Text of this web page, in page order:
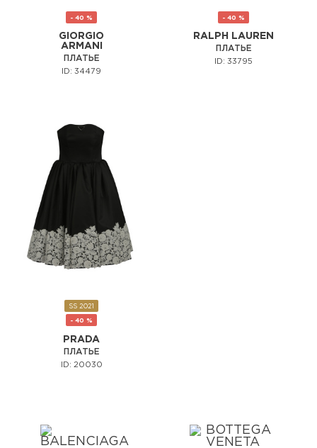
- 40 %
GIORGIO
ARMANI
ПЛАТЬЕ
ID: 34479
- 40 %
RALPH LAUREN
ПЛАТЬЕ
ID: 33795
SS 2021
- 40 %
PRADA
ПЛАТЬЕ
ID: 20030